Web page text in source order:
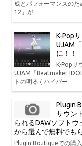
成とパフォーマンスの
12」が
K-Pop
UJAM
に！！
K-Popサ
UJAM「Beatmaker
トの明るくハイパー
Plugin
サウン
られるDAWソフトウ
から選んで無料でも
Plugin Boutiqueでの購